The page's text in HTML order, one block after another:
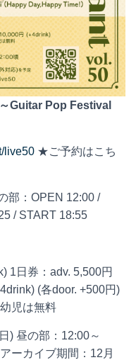
Guitar Pop Festival
live50 ★ご予約はこち
部：OPEN 12:00 /
/ START 18:55
1日券：adv. 5,500円
(各door. +500円)
児は無料
) 昼の部：12:00～
ーカイブ期間：12月